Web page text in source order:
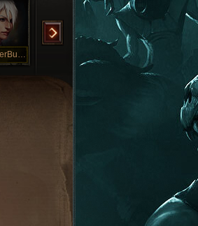
ButterButtMk 70